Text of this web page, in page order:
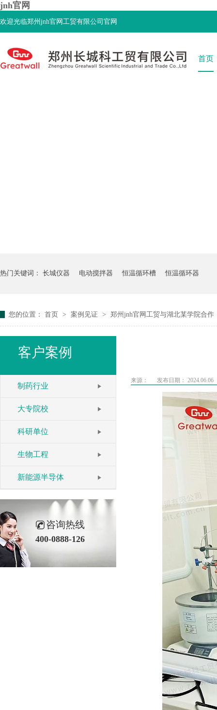
jnh官网
欢迎光临郑州jnh官网工贸有限公司官网
首页
热门关键词： 长城仪器 电动搅拌器 恒温循环槽 恒温循环器
您的位置： 首页 > 案例见证 > 郑州jnh官网工贸与湖北某学院合作
来源： 发布日期： 2024.06.06
客户案例
制药行业
大专院校
科研单位
生物工程
新能源半导体
咨询热线
400-0888-126